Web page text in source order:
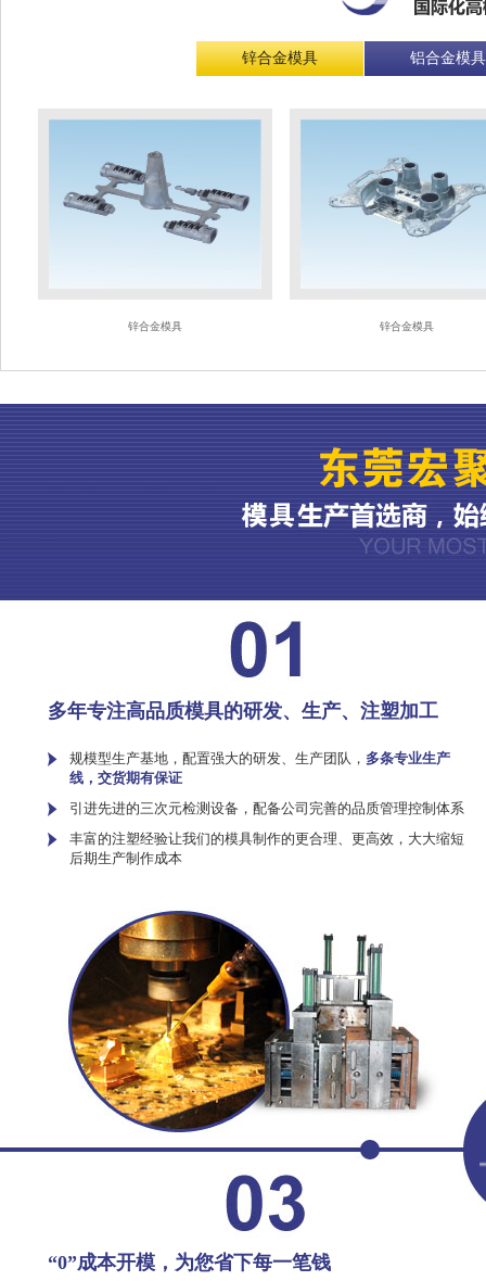
锌合金模具 铝合金模具
锌合金模具 锌合金模具
多年专注高品质模具的研发、生产、注塑加工
规模型生产基地，配置强大的研发、生产团队， 多条专业生产
线，交货期有保证
引进先进的三次元检测设备，配备公司完善的品质管理控制体系
丰富的注塑经验让我们的模具制作的更合理、更高效，大大缩短
后期生产制作成本
“0”成本开模，为您省下每一笔钱